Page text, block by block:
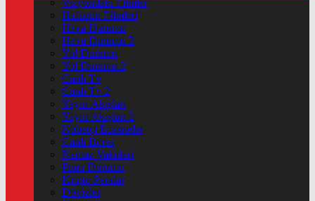
Vizyondaki Filmler
Haftanin Filmleri
Hava Durumu
Hava Durumu 2
Yol Durumu
Yol Durumu 2
Canlı Tv
Canlı Tv 2
Yayın Akışları
Yayın Akışları 2
Nöbetçi Eczaneler
Canlı Borsa
Namaz Vakitleri
Puan Durumu
Kripto Paralar
Dövizler